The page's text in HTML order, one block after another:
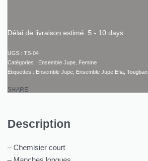
Délai de livraison estimé: 5 - 10 days
TB-04
Catégories : Ensemble Jupe Femme
Étiquettes : Ensemble Jupe Ensemble Jupe Efia Tougban
SHARE
Description
– Chemisier court